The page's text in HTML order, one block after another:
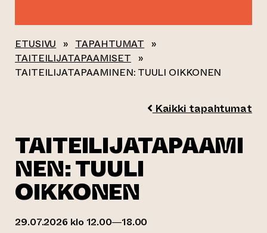
ETUSIVU » TAPAHTUMAT »
TAITEILIJATAPAAMISET »
TAITEILIJATAPAAMINEN: TUULI OIKKONEN
Kaikki tapahtumat
TAITEILIJATAPAAMI
NEN: TUULI
OIKKONEN
29.07.2026 klo 12.00—18.00